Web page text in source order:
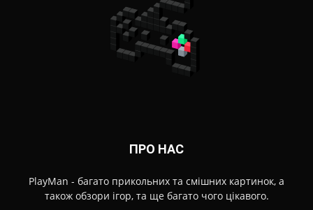
ПРО НАС
PlayMan - багато прикольних та смішних картинок, а
також обзори ігор, та ще багато чого цікавого.